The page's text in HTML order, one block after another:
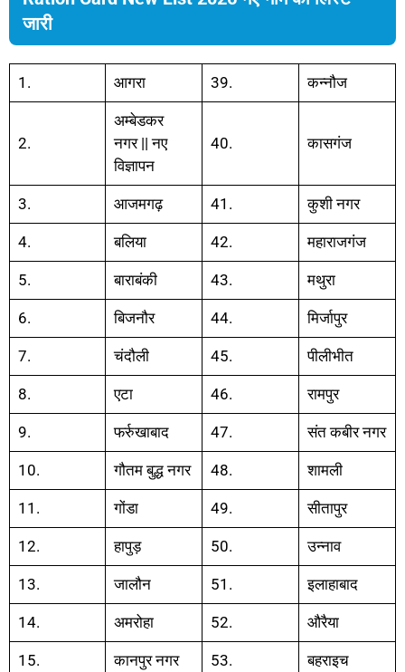
जारी
1. आगरा 39. कन्नौज
2.
अम्बेडकर
नगर || नए
विज्ञापन
40. कासगंज
3. आजमगढ़ 41. कुशी नगर
4. बलिया 42. महाराजगंज
5. बाराबंकी 43. मथुरा
6. बिजनौर 44. मिर्जापुर
7. चंदौली 45. पीलीभीत
8. एटा 46. रामपुर
9. फर्रुखाबाद 47. संत कबीर नगर
10. गौतम बुद्ध नगर 48. शामली
11. गोंडा 49. सीतापुर
12. हापुड़ 50. उन्नाव
13. जालौन 51. इलाहाबाद
14. अमरोहा 52. औरैया
15. कानपुर नगर 53. बहराइच